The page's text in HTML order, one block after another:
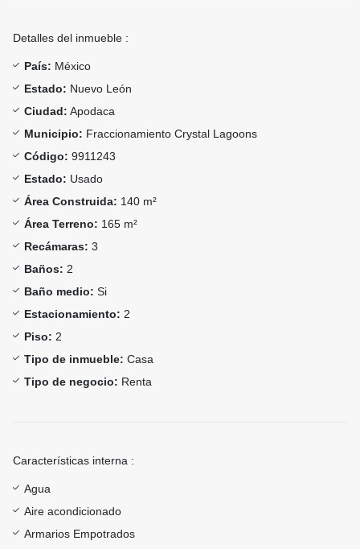
Detalles del inmueble :
País: México
Estado: Nuevo León
Ciudad: Apodaca
Municipio: Fraccionamiento Crystal Lagoons
Código: 9911243
Estado: Usado
Área Construida: 140 m²
Área Terreno: 165 m²
Recámaras: 3
Baños: 2
Baño medio: Si
Estacionamiento: 2
Piso: 2
Tipo de inmueble: Casa
Tipo de negocio: Renta
Características interna :
Agua
Aire acondicionado
Armarios Empotrados